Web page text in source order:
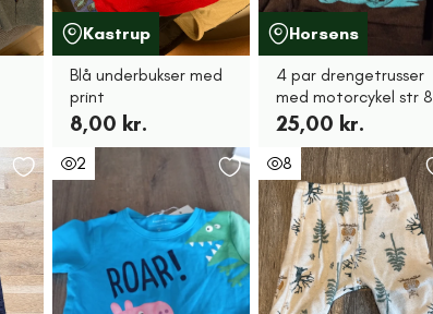
Kastrup
Blå underbukser med
print
8,00 kr.
Horsens
4 par drengetrusser
med motorcykel str 8
25,00 kr.
2 8